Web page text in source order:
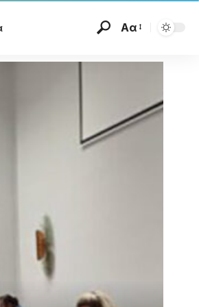
Αα